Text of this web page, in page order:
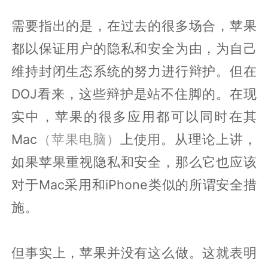
需要指出的是，在过去的很多场合，苹果
都以保证用户的隐私和安全为由，为自己
维持封闭生态系统的努力进行辩护。但在
DOJ看来，这些辩护是站不住脚的。在现
实中，苹果的很多应用都可以同时在其
Mac （苹果电脑）
上使用。从理论上讲，
如果苹果重视隐私和安全，那么它也应该
对于Mac采用和iPhone类似的所谓安全措
施。
但事实上，苹果并没有这么做。这就表明